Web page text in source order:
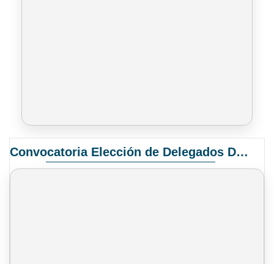
Convocatoria Elección de Delegados Docentes para el XIV Congreso Nacional de Universidades